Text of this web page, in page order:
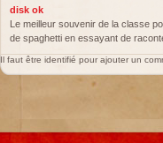
disk ok
Le meilleur souvenir de la classe
de spaghetti en essayant de
Il faut être identifié pour ajouter un